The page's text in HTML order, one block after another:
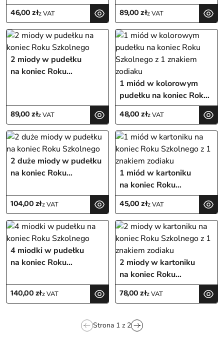
46,00złz VAT
Szkolnego z 1 znakiem
zodiaku
89,00złz VAT
2 miody w pudełku
na koniec Roku
89,00złz VAT
1 miód w kolorowym
pudełku na koniec Roku
Szkolnego z 1 znakiem
zodiaku
48,00złz VAT
2 duże miody w pudełku
na koniec Roku
104,00złz VAT
1 miód w kartoniku
na koniec Roku
Szkolnego z 1 znakiem
zodiaku
45,00złz VAT
4 miodki w pudełku
na koniec Roku
140,00złz VAT
2 miody w kartoniku
na koniec Roku
Szkolnego z 1 znakiem
zodiaku
78,00złz VAT
Strona 1 z 2